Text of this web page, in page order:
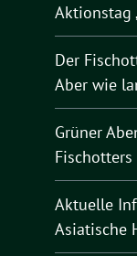
Aktionstag
Der
Aber wie
Grüner
Fischotters
Aktuelle
Asiatische